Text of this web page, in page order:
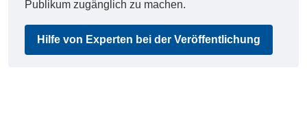
Publikum zugänglich zu machen.
Hilfe von Experten bei der Veröffentlichung